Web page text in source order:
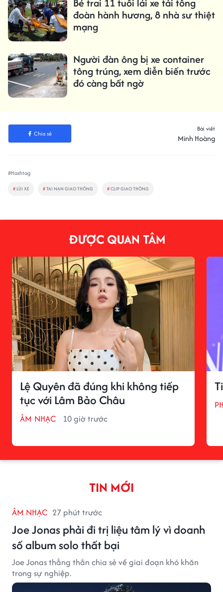
đoàn hành hương, 8 nhà sư thiệt
mạng
Người đàn ông bị xe container
tông trúng, xem diễn biến trước
đó càng bất ngờ
Chia sẻ
Bài viết
Minh Hoàng
#Hashtag
# LÙI XE #TAI NẠN GIAO THÔNG #CLIP GIAO THÔNG
ĐƯỢC QUAN TÂM
Lệ Quyên đã đúng khi không tiếp
tục với Lâm Bảo Châu
ÂM NHẠC 10 giờ trước
TIN MỚI
ÂM NHẠC 27 phút trước
Joe Jonas phải đi trị liệu tâm lý vì doanh
số album solo thất bại
Joe Jonas thẳng thắn chia sẻ về giai đoạn khó khăn
trong sự nghiệp.